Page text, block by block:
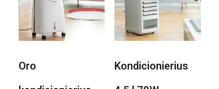
Oro
Kondicionierius